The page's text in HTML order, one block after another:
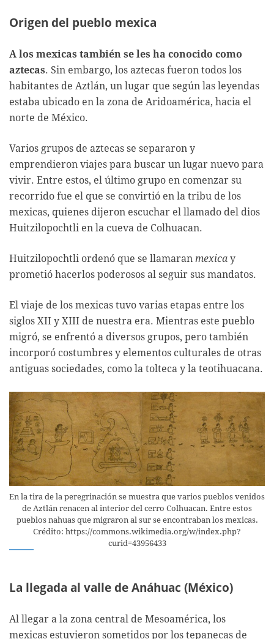
Origen del pueblo mexica
A los mexicas también se les ha conocido como
aztecas. Sin embargo, los aztecas fueron todos los
habitantes de Aztlán, un lugar que según las leyendas
estaba ubicado en la zona de Aridoamérica, hacia el
norte de México.
Varios grupos de aztecas se separaron y
emprendieron viajes para buscar un lugar nuevo para
vivir. Entre estos, el último grupo en comenzar su
recorrido fue el que se convirtió en la tribu de los
mexicas, quienes dijeron escuchar el llamado del dios
Huitzilopochtli en la cueva de Colhuacan.
Huitzilopochtli ordenó que se llamaran mexica y
prometió hacerlos poderosos al seguir sus mandatos.
El viaje de los mexicas tuvo varias etapas entre los
siglos XII y XIII de nuestra era. Mientras este pueblo
migró, se enfrentó a diversos grupos, pero también
incorporó costumbres y elementos culturales de otras
antiguas sociedades, como la tolteca y la teotihuacana.
En la tira de la peregrinación se muestra que varios pueblos venidos
de Aztlán renacen al interior del cerro Colhuacan. Entre estos
pueblos nahuas que migraron al sur se encontraban los mexicas.
Crédito: https://commons.wikimedia.org/w/index.php?
curid=43956433
La llegada al valle de Anáhuac (México)
Al llegar a la zona central de Mesoamérica, los
mexicas estuvieron sometidos por los tepanecas de